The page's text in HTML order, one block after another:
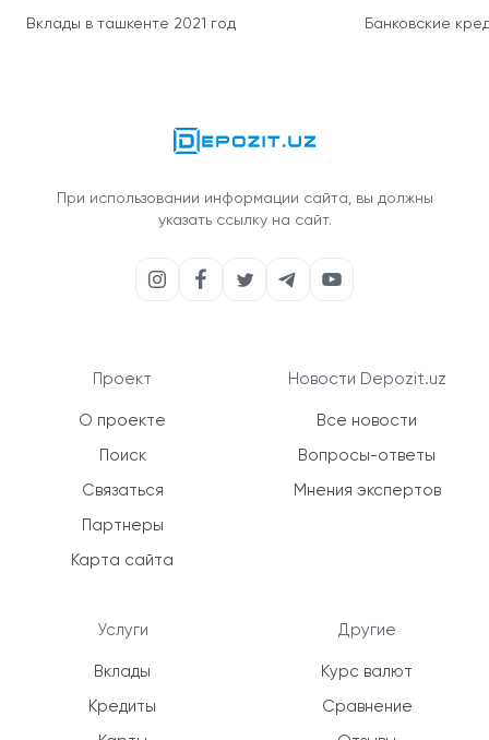
Вклады в ташкенте 2021 год Банковские
При использовании информации сайта, вы должны
указать ссылку на сайт.
Проект
О проекте
Поиск
Связаться
Партнеры
Карта сайта
Услуги
Вклады
Кредиты
Новости Depozit.uz
Все новости
Вопросы-ответы
Мнения экспертов
Другие
Курс валют
Сравнение